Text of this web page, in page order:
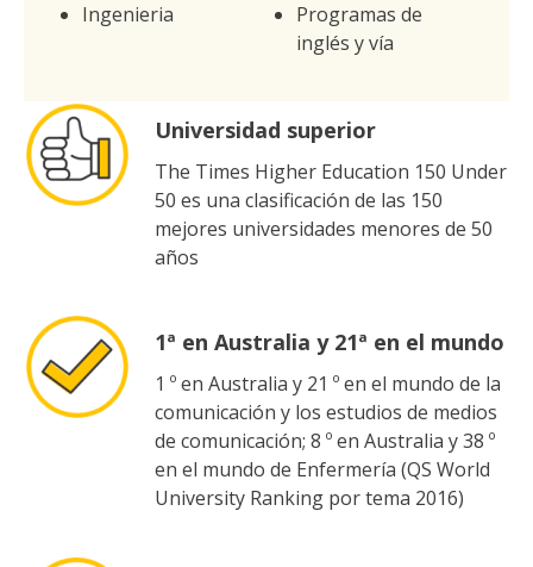
Ingenieria
Programas de
inglés y vía
Universidad superior
The Times Higher Education 150 Under
50 es una clasificación de las 150
mejores universidades menores de 50
años
1ª en Australia y 21ª en el mundo
1 º en Australia y 21 º en el mundo de la
comunicación y los estudios de medios
de comunicación; 8 º en Australia y 38 º
en el mundo de Enfermería (QS World
University Ranking por tema 2016)